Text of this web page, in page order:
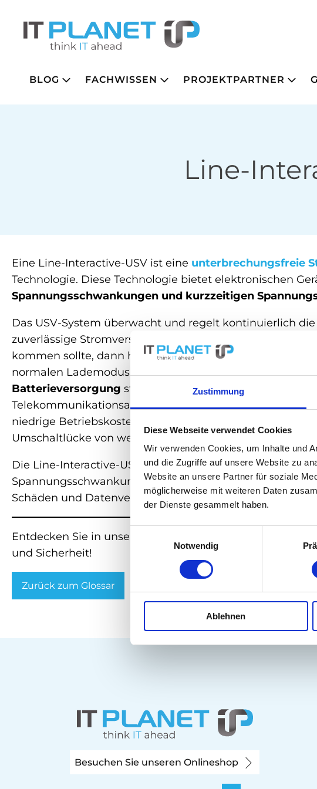
Zustimmung
Diese Webseite verwendet Cookies
Wir verwenden Cookies, um Inhalte und
und die Zugriffe auf unsere Website zu
Website an unsere Partner für soziale
möglicherweise mit weiteren Daten
der Dienste gesammelt haben.
Notwendig
Ablehnen
BLOG FACHWISSEN PROJEKTPARTNER
Line-
Eine Line-Interactive-USV ist eine unterbrechungsfreie
Technologie. Diese Technologie bietet elektronischen
Spannungsschwankungen und kurzzeitigen
Das USV-System überwacht und regelt kontinuierlich
zuverlässige Stromversorgung beibehalten wird. Wenn
kommen sollte, dann hält sie den Wechselrichter am
normalen Lademodus auf die Stromversorgung um.
Batterieversorgung statt. Line-Interactive USV werden
Telekommunikationsanlagen eingesetzt. Vorteile sind
niedrige Betriebskosten, guter Wirkungsgrad oder gute
Umschaltlücke von wenigen Millisekunden (4 ms) beim
Die Line-Interactive-USV wird eingesetzt in
Spannungsschwankungen auftreten. Sie schützen
Schäden und Datenverlust, die durch Stromprobleme
Entdecken Sie in unserem Shop leistungsstarke
und Sicherheit!
Zurück zum Glossar
Besuchen Sie unseren Onlineshop